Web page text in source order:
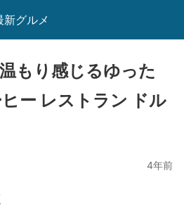
グルメ
もり感じるゆった
ー レストラン ドル
4年前